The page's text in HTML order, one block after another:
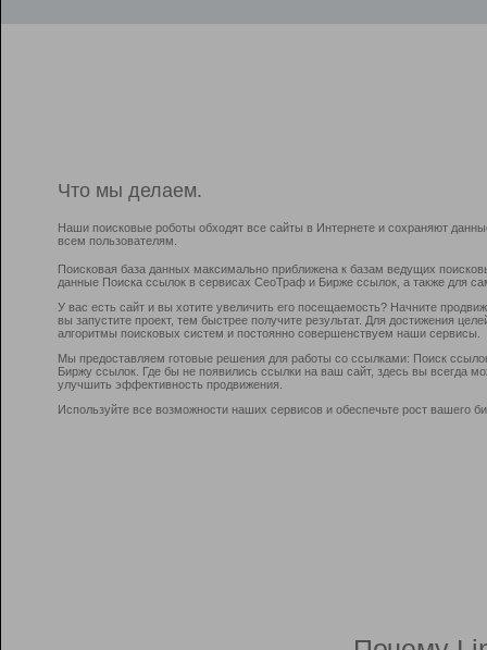
Что мы делаем.
Наши поисковые роботы обходят все сайты в Интернете и сохраняют
всем пользователям.
Поисковая база данных максимально приближена к базам ведущих
данные Поиска ссылок в сервисах СеоТраф и Бирже ссылок, а также для
У вас есть сайт и вы хотите увеличить его посещаемость? Начните
вы запустите проект, тем быстрее получите результат. Для достижения
алгоритмы поисковых систем и постоянно совершенствуем наши сервисы.
Мы предоставляем готовые решения для работы со ссылками: Поиск
Биржу ссылок. Где бы не появились ссылки на ваш сайт, здесь вы всегда
улучшить эффективность продвижения.
Используйте все возможности наших сервисов и обеспечьте рост вашего